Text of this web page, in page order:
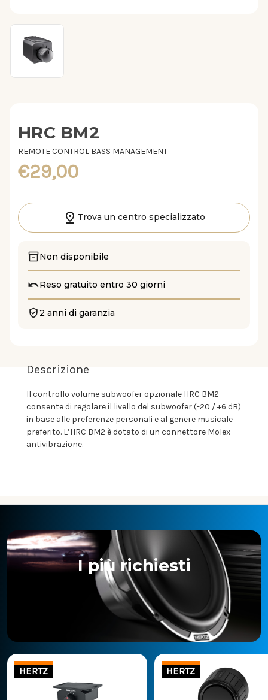
HRC BM2
REMOTE CONTROL BASS MANAGEMENT
€29,00
Trova un centro specializzato
Non disponibile
Reso gratuito entro 30 giorni
2 anni di garanzia
Descrizione
Il controllo volume subwoofer opzionale HRC BM2
consente di regolare il livello del subwoofer (-20 / +6 dB)
in base alle preferenze personali e al genere musicale
preferito. L’HRC BM2 è dotato di un connettore Molex
antivibrazione.
I più richiesti
HERTZ HERTZ